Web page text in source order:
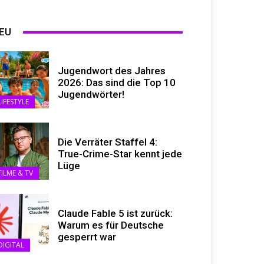
Jugendwort des Jahres
2026: Das sind die Top 10
Jugendwörter!
& TV
Die Verräter Staffel 4:
True-Crime-Star kennt jede
Lüge
Claude Fable 5 ist zurück:
Warum es für Deutsche
gesperrt war